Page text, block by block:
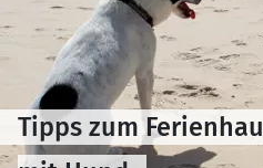
Tipps zum